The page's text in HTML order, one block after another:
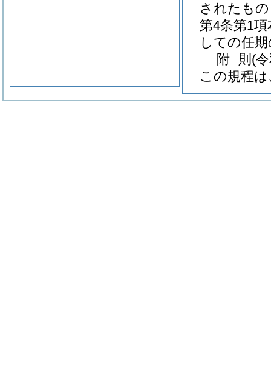
されたも
第4条第1
しての任
附 則 (
この規程